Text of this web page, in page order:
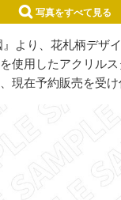
写真をすべて見る
より、花札柄デザ
使用したアクリル
現在予約販売を受け